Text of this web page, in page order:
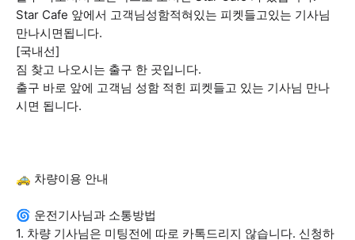
Star Cafe 앞에서 고객님성함적혀있는 피켓들고있는 기사님
만나시면됩니다.
[국내선]
짐 찾고 나오시는 출구 한 곳입니다.
출구 바로 앞에 고객님 성함 적힌 피켓들고 있는 기사님 만나
시면 됩니다.
🚕 차량이용 안내
🌀 운전기사님과 소통방법
1. 차량 기사님은 미팅전에 따로 카톡드리지 않습니다. 신청하